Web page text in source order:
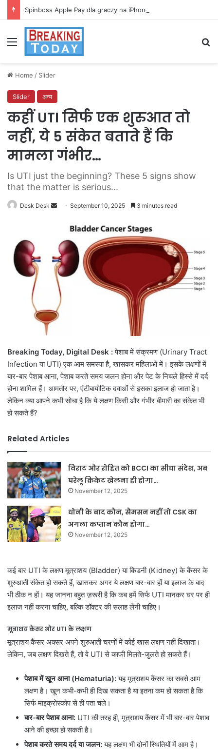
Spinboss Apple Pay dla graczy na iPhone
Menu
Home / Slider
Slider अन्य
कहीं UTI सिर्फ एक शुरुआत तो
नहीं, ये 5 संकेत बताते हैं कि
मामला गंभीर…
Is UTI just the beginning? These 5 signs show
that the matter is serious...
Desk Desk
Send
email
September 10, 2025 3 minutes read
Breaking Today, Digital Desk :पेशाब में संक्रमण (Urinary Tract
Infection या UTI) एक आम समस्या है, खासकर महिलाओं में। इसके लक्षणों में
बार-बार पेशाब आना, पेशाब करते समय जलन होना और पेट के निचले हिस्से में दर्द
होना शामिल हैं। आमतौर पर, एंटीबायोटिक दवाओं से इसका इलाज हो जाता है।
लेकिन क्या आपने कभी सोचा है कि ये लक्षण किसी और गंभीर बीमारी का संकेत भी
हो सकते हैं?
Related Articles
विराट और रोहित को BCCI का सीधा संदेश, अब
घरेलू क्रिकेट खेलना ही होगा…
November 12, 2025
धोनी के बाद कौन, सैमसन नहीं तो CSK का
अगला कप्तान कौन होगा…
November 12, 2025
कई बार UTI के लक्षण मूत्राशय (Bladder) या किडनी (Kidney) के कैंसर के
शुरुआती संकेत हो सकते हैं, खासकर अगर ये लक्षण बार-बार हों या इलाज के बाद
भी ठीक न हों। यह जानना बहुत ज़रूरी है कि कब हमें सिर्फ UTI मानकर घर पर ही
इलाज नहीं करना चाहिए, बल्कि डॉक्टर की सलाह लेनी चाहिए।
मूत्राशय कैंसर और UTI के लक्षण
मूत्राशय कैंसर अक्सर अपने शुरुआती चरणों में कोई खास लक्षण नहीं दिखाता।
लेकिन, जब लक्षण दिखते हैं, तो वे UTI से काफी मिलते-जुलते हो सकते हैं।
पेशाब में खून आना (Hematuria):यह मूत्राशय कैंसर का सबसे आम
लक्षण है। खून कभी-कभी ही दिख सकता है या इतना कम हो सकता है कि
सिर्फ माइक्रोस्कोप से ही पता चले।
बार-बार पेशाब आना: UTI की तरह ही, मूत्राशय कैंसर में भी बार-बार पेशाब
आने की इच्छा हो सकती है।
पेशाब करते समय दर्द या जलन:यह लक्षण भी दोनों स्थितियों में आम है।